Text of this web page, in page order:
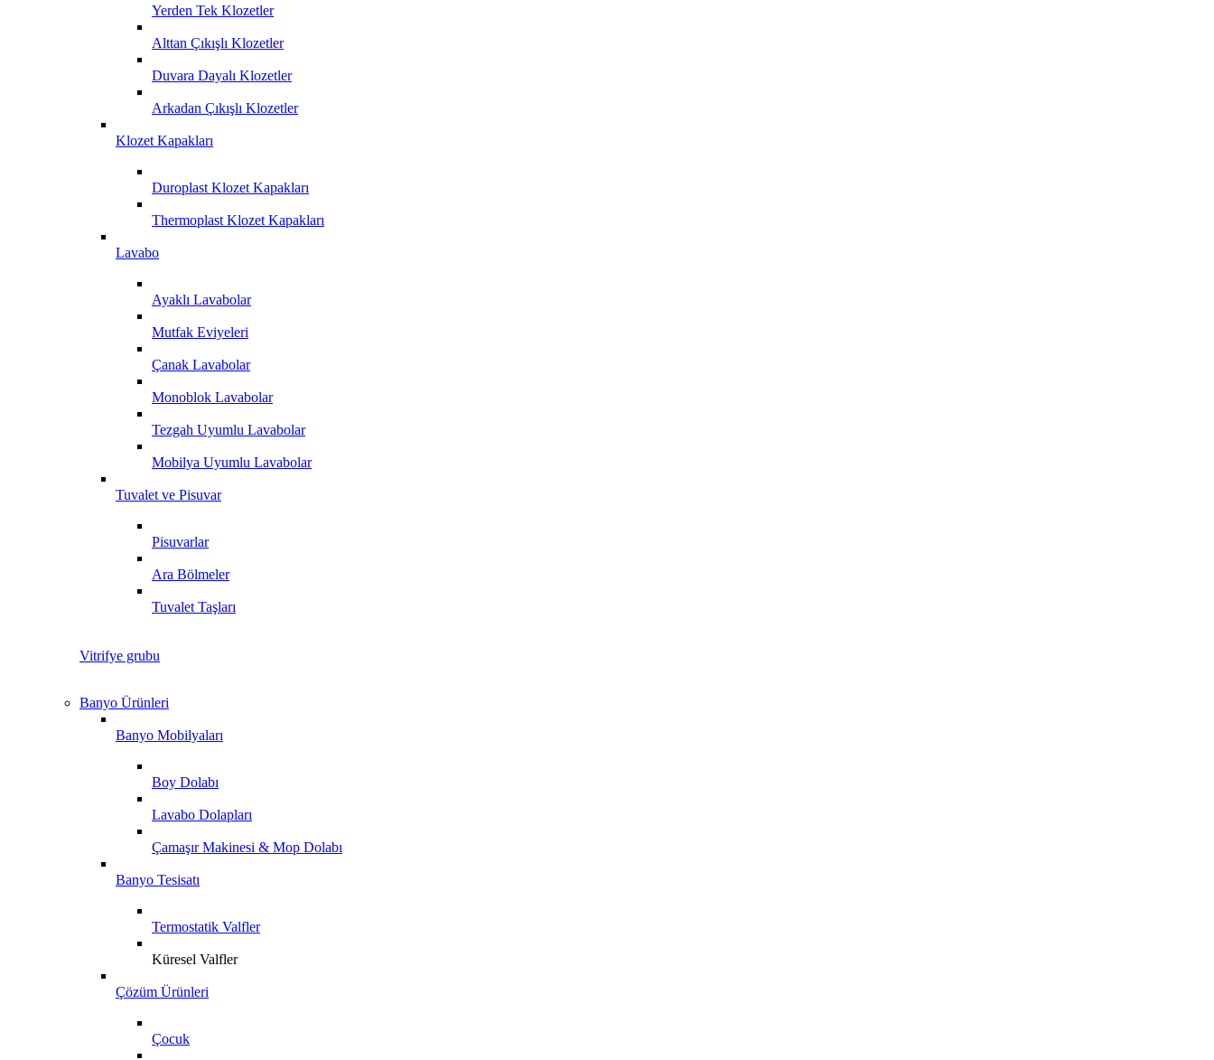
Yerden Tek Klozetler
Alttan Çıkışlı Klozetler
Duvara Dayalı Klozetler
Arkadan Çıkışlı Klozetler
Klozet Kapakları
Duroplast Klozet Kapakları
Thermoplast Klozet Kapakları
Lavabo
Ayaklı Lavabolar
Mutfak Eviyeleri
Çanak Lavabolar
Monoblok Lavabolar
Tezgah Uyumlu Lavabolar
Mobilya Uyumlu Lavabolar
Tuvalet ve Pisuvar
Pisuvarlar
Ara Bölmeler
Tuvalet Taşları
Vitrifye grubu
Banyo Ürünleri
Banyo Mobilyaları
Boy Dolabı
Lavabo Dolapları
Çamaşır Makinesi & Mop Dolabı
Banyo Tesisatı
Termostatik Valfler
Küresel Valfler
Çözüm Ürünleri
Çocuk